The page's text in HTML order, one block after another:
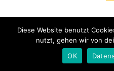
Diese Website benutzt
nutzt, gehen wir von
OK